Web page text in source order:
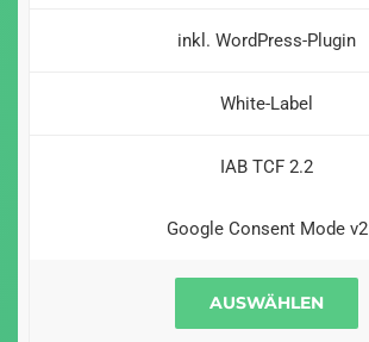
inkl. WordPress-Plugin
White-Label
IAB TCF 2.2
Google Consent Mode v2
AUSWÄHLEN